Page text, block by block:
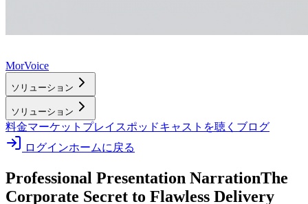
MorVoice
ソリューション
ソリューション
料金マーケットプレイスポッドキャストを聴く ブログ
ログインホームに戻る
Professional Presentation NarrationThe
Corporate Secret to Flawless Delivery